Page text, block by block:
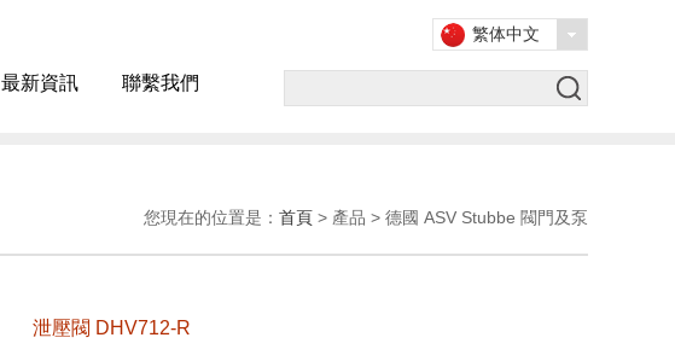
最新資訊 聯繫我們
繁体中文
您現在的位置是： 首頁 > 產品 > 德國 ASV Stubbe 閥門及泵
泄壓閥 DHV712-R